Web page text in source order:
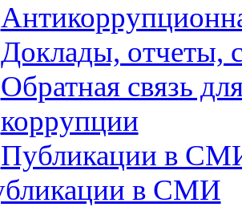
Доклады, отчеты,
Обратная связь
коррупции
Публикации в
в СМИ